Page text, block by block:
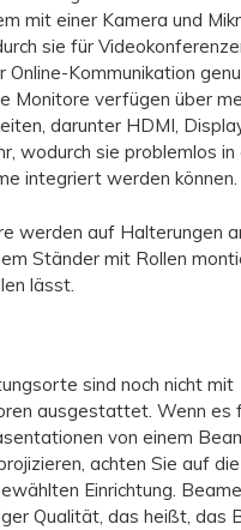
mit einer Kamera und
sie für
Online-Kommunikation
Monitore verfügen über
darunter HDMI,
wodurch sie problemlos in
integriert werden können.
werden auf Halterungen
Ständer mit Rollen
lässt.
sind noch nicht mit
ausgestattet. Wenn es
von einem
achten Sie auf
Einrichtung.
Qualität, das heißt, das